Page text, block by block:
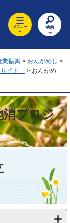
業振興 > おんがめし >
イト－ > おんがめ
消プロジ